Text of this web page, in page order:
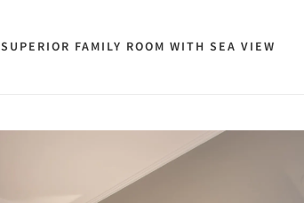
SUPERIOR FAMILY ROOM WITH SEA VIEW